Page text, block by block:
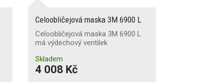
Celoobličejová maska 3M 6900 L
Celoobličejová maska 3M 6900 L
má výdechový ventilek
Skladem
4 008 Kč